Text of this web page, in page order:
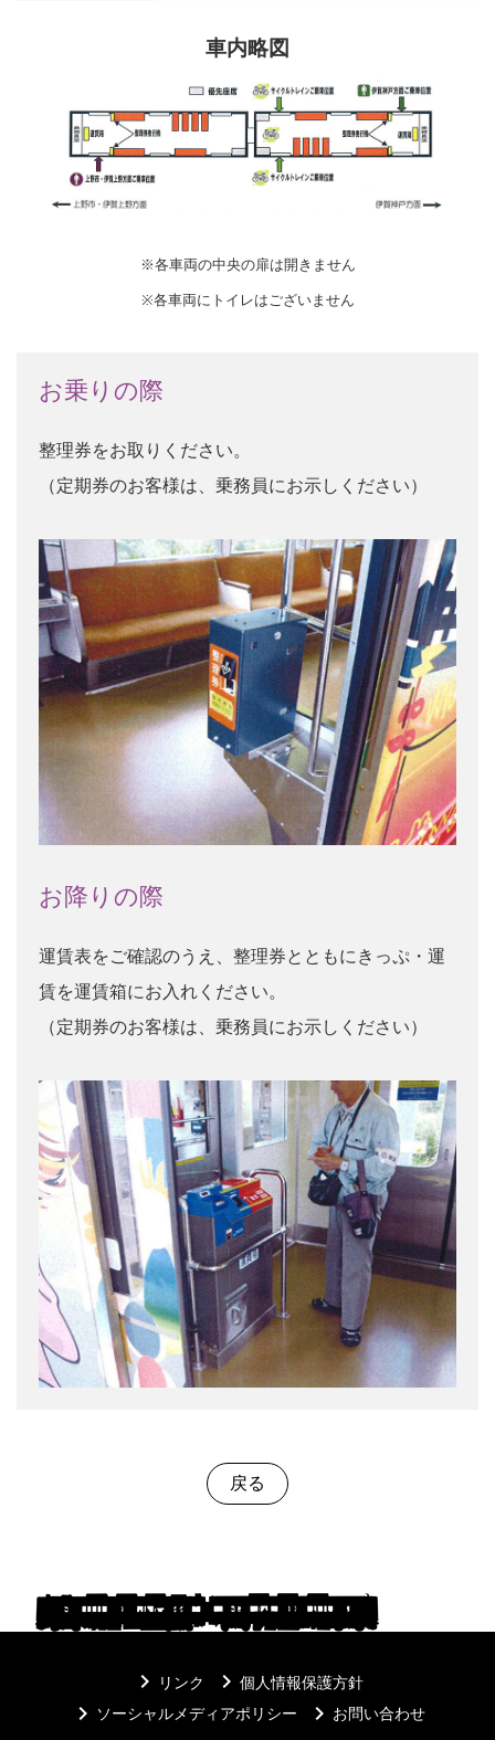
車内略図
※各車両の中央の扉は開きません
※各車両にトイレはございません
お乗りの際
整理券をお取りください。
（定期券のお客様は、乗務員にお示しください）
お降りの際
運賃表をご確認のうえ、整理券とともにきっぷ・運
賃を運賃箱にお入れください。
（定期券のお客様は、乗務員にお示しください）
戻る
keyboard_arrow_right リンク keyboard_arrow_right 個人情報保護方針
keyboard_arrow_right ソーシャルメディアポリシー keyboard_arrow_right お問い合わせ